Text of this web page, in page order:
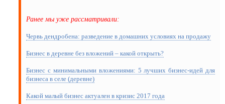
Ранее мы уже рассматривали:
Червь дендробена: разведение в домашних условиях на продажу
Бизнес в деревне без вложений – какой открыть?
Бизнес с минимальными вложениями: 5 лучших бизнес-идей для
бизнеса в селе (деревне)
Какой малый бизнес актуален в кризис 2017 года